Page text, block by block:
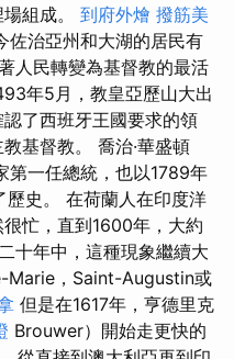
組成。 到府外燴 撥筋美
佐治亞州和大湖的居民有
人民轉變為基督教的最活
年5月，教皇亞歷山大出
了西班牙王國要求的領
基督教。 喬治·華盛頓
第一任總統，也以1789年
歷史。 在荷蘭人在印度洋​​
忙，直到1600年，大約
十年中，這種現象繼續大
Marie，Saint-Augustin或
但是在1617年，亨德里克
Brouwer）開始走更快的